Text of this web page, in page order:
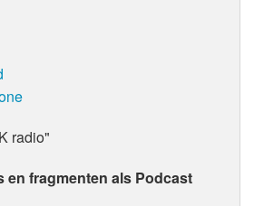
radio"
en fragmenten als Podcast